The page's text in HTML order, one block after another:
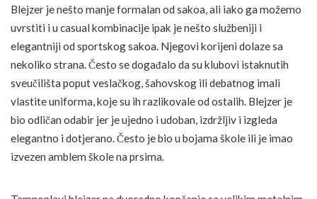
Blejzer je nešto manje formalan od sakoa, ali iako ga možemo
uvrstiti i u casual kombinacije ipak je nešto službeniji i
elegantniji od sportskog sakoa. Njegovi korijeni dolaze sa
nekoliko strana. Često se događalo da su klubovi istaknutih
sveučilišta poput veslačkog, šahovskog ili debatnog imali
vlastite uniforma, koje su ih razlikovale od ostalih. Blejzer je
bio odličan odabir jer je ujedno i udoban, izdržljiv i izgleda
elegantno i dotjerano. Često je bio u bojama škole ili je imao
izvezen amblem škole na prsima.